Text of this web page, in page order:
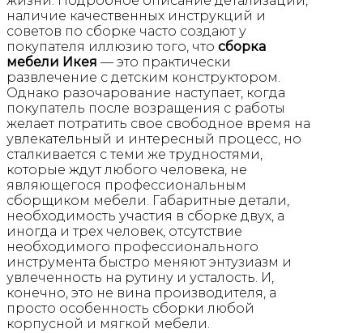
наличие качественных инструкций и
советов по сборке часто создают у
покупателя иллюзию того, что сборка
мебели Икея — это практически
развлечение с детским конструктором.
Однако разочарование наступает, когда
покупатель после возращения с работы
желает потратить свое свободное время на
увлекательный и интересный процесс, но
сталкивается с теми же трудностями,
которые ждут любого человека, не
являющегося профессиональным
сборщиком мебели. Габаритные детали,
необходимость участия в сборке двух, а
иногда и трех человек, отсутствие
необходимого профессионального
инструмента быстро меняют энтузиазм и
увлеченность на рутину и усталость. И,
конечно, это не вина производителя, а
просто особенность сборки любой
корпусной и мягкой мебели.